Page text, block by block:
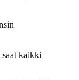
kaikki